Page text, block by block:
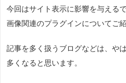
今回はサイト表示に影響を与えるで
画像関連のプラグインについてご
記事を多く扱うブログなどは、や
多くなると思います。